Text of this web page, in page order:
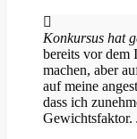
Konkursus hat
bereits vor
machen, aber
auf meine
dass ich
Gewichtsfaktor.